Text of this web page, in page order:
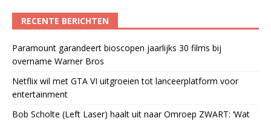
RECENTE BERICHTEN
Paramount garandeert bioscopen jaarlijks 30 films bij
overname Warner Bros
Netflix wil met GTA VI uitgroeien tot lanceerplatform voor
entertainment
Bob Scholte (Left Laser) haalt uit naar Omroep ZWART: ‘Wat